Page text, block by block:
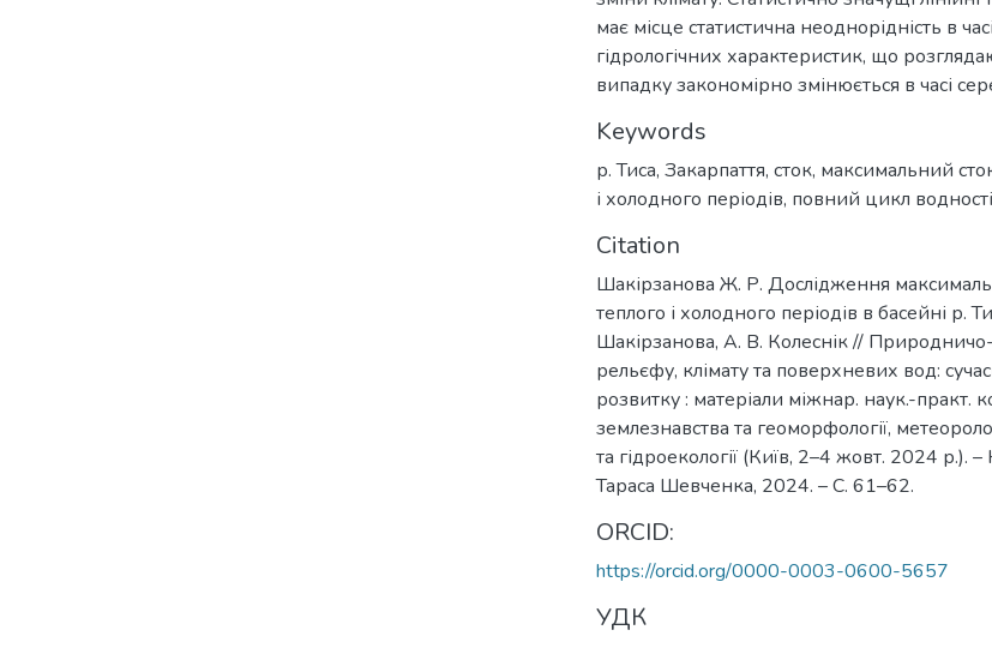
має місце статистична неоднорідність в
гідрологічних характеристик, що
випадку закономірно змінюється в часі
Keywords
р. Тиса, Закарпаття, сток, максимальний
і холодного періодів, повний цикл водності
Citation
Шакірзанова Ж. Р. Дослідження
теплого і холодного періодів в басейні р.
Шакірзанова, А. В. Колеснік //
рельєфу, клімату та поверхневих вод:
розвитку : матеріали міжнар. наук.-практ.
землезнавства та геоморфології,
та гідроекології (Київ, 2–4 жовт. 2024 р.). –
Тараса Шевченка, 2024. – С. 61–62.
ORCID:
https://orcid.org/0000-0003-0600-5657
УДК